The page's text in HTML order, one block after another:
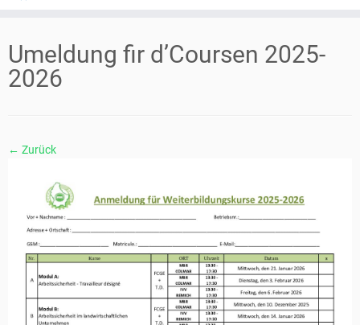
Inhalt
springen
Umeldung fir d’Coursen 2025-
2026
← Zurück